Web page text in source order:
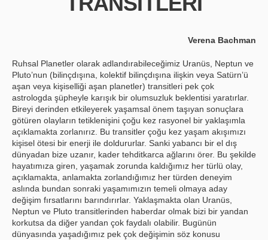
Verena Bachman
Ruhsal Planetler olarak adlandırabileceğimiz Uranüs, Neptun ve
Pluto’nun (bilinçdışına, kolektif bilinçdışına ilişkin veya Satürn’ü
aşan veya kişiselliği aşan planetler) transitleri pek çok
astrologda şüpheyle karışık bir olumsuzluk beklentisi yaratırlar.
Bireyi derinden etkileyerek yaşamsal önem taşıyan sonuçlara
götüren olayların tetiklenişini çoğu kez rasyonel bir yaklaşımla
açıklamakta zorlanırız. Bu transitler çoğu kez yaşam akışımızı
kişisel ötesi bir enerji ile doldururlar. Sanki yabancı bir el dış
dünyadan bize uzanır, kader tehditkarca ağlarını örer. Bu şekilde
hayatımıza giren, yaşamak zorunda kaldığımız her türlü olay,
açıklamakta, anlamakta zorlandığımız her türden deneyim
aslında bundan sonraki yaşamımızın temeli olmaya aday
değişim fırsatlarını barındırırlar. Yaklaşmakta olan Uranüs,
Neptun ve Pluto transitlerinden haberdar olmak bizi bir yandan
korkutsa da diğer yandan çok faydalı olabilir. Bugünün
dünyasında yaşadığımız pek çok değişimin söz konusu